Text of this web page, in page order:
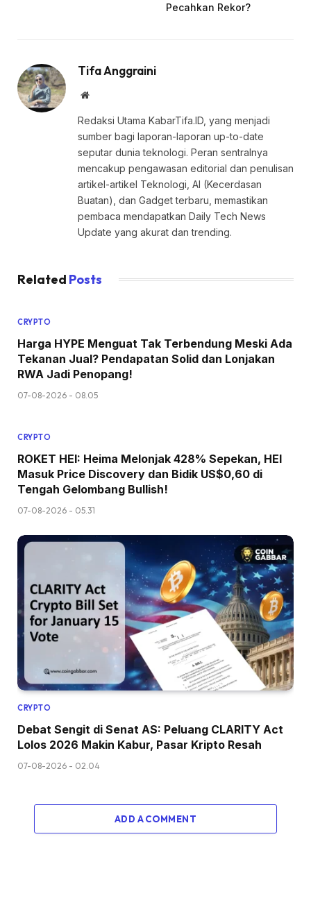
Pecahkan Rekor?
Tifa Anggraini
Website
Redaksi Utama KabarTifa.ID, yang menjadi
sumber bagi laporan-laporan up-to-date
seputar dunia teknologi. Peran sentralnya
mencakup pengawasan editorial dan penulisan
artikel-artikel Teknologi, AI (Kecerdasan
Buatan), dan Gadget terbaru, memastikan
pembaca mendapatkan Daily Tech News
Update yang akurat dan trending.
Related Posts
CRYPTO
Harga HYPE Menguat Tak Terbendung Meski Ada
Tekanan Jual? Pendapatan Solid dan Lonjakan
RWA Jadi Penopang!
07-08-2026 - 08.05
CRYPTO
ROKET HEI: Heima Melonjak 428% Sepekan, HEI
Masuk Price Discovery dan Bidik US$0,60 di
Tengah Gelombang Bullish!
07-08-2026 - 05.31
CRYPTO
Debat Sengit di Senat AS: Peluang CLARITY Act
Lolos 2026 Makin Kabur, Pasar Kripto Resah
07-08-2026 - 02.04
ADD A COMMENT